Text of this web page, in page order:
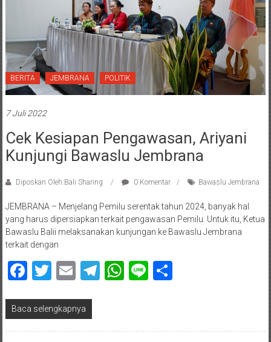
BERITA JEMBRANA POLITIK
7 Juli 2022
Cek Kesiapan Pengawasan, Ariyani
Kunjungi Bawaslu Jembrana
Diposkan Oleh:Bali Sharing 0 Komentar Bawaslu Jembrana
JEMBRANA – Menjelang Pemilu serentak tahun 2024, banyak hal
yang harus dipersiapkan terkait pengawasan Pemilu. Untuk itu, Ketua
Bawaslu Balii melaksanakan kunjungan ke Bawaslu Jembrana
terkait dengan
Facebook
Twitter
EmailTelegram
WhatsApp
Line
Baca selengkapnya